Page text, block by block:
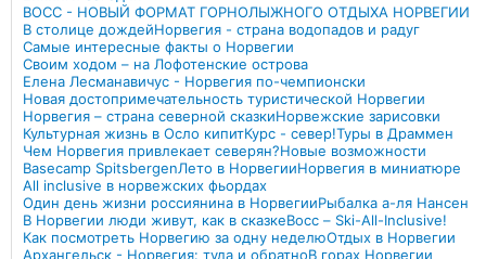
ВОСС - НОВЫЙ ФОРМАТ ГОРНОЛЫЖНОГО ОТДЫХА НОРВЕГИИ
В столице дождейНорвегия - страна водопадов и радуг
Самые интересные факты о Норвегии
Своим ходом – на Лофотенские острова
Елена Лесманавичус - Норвегия по-чемпионски
Новая достопримечательность туристической Норвегии
Норвегия – страна северной сказкиНорвежские зарисовки
Культурная жизнь в Осло кипитКурс - север!Туры в Драммен
Чем Норвегия привлекает северян?Новые возможности
Basecamp SpitsbergenЛето в НорвегииНорвегия в миниатюре
All inclusive в норвежских фьордах
Один день жизни россиянина в НорвегииРыбалка а-ля Нансен
В Норвегии люди живут, как в сказкеВосс – Ski-All-Inclusive!
Как посмотреть Норвегию за одну неделюОтдых в Норвегии
Архангельск - Норвегия: туда и обратноВ горах Норвегии